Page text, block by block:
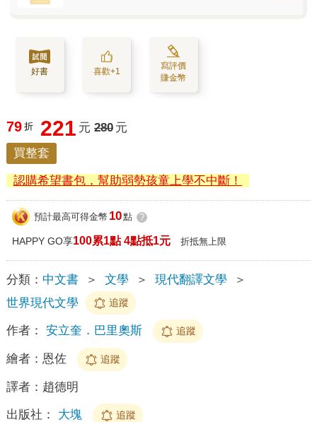
好書 喜歡+1
寫評價
賺金幣
79 折 221 元 280 元
買整套
認購希望書包，幫助弱勢孩童上學不中斷！
預計最高可得金幣 10點 ?
HAPPY GO享100累1點 4點抵1元 折抵無上限
分類： 中文書 ＞ 文學 ＞ 現代翻譯文學
＞
世界現代文學
追蹤
作者： 安立奎．巴里奧斯 追蹤
繪者： 恩佐 追蹤
譯者： 趙德明
出版社： 大塊 追蹤